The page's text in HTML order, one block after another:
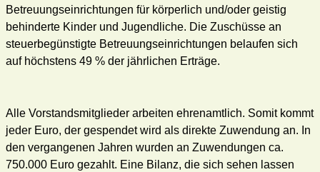
Betreuungseinrichtungen für körperlich und/oder geistig
behinderte Kinder und Jugendliche. Die Zuschüsse an
steuerbegünstigte Betreuungseinrichtungen belaufen sich
auf höchstens 49 % der jährlichen Erträge.
Alle Vorstandsmitglieder arbeiten ehrenamtlich. Somit kommt
jeder Euro, der gespendet wird als direkte Zuwendung an. In
den vergangenen Jahren wurden an Zuwendungen ca.
750.000 Euro gezahlt. Eine Bilanz, die sich sehen lassen